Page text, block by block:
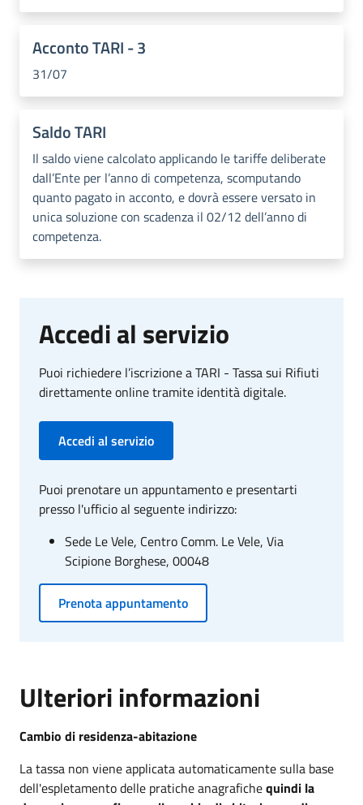
Acconto TARI - 3
31/07
Saldo TARI
Il saldo viene calcolato applicando le tariffe deliberate
dall’Ente per l’anno di competenza, scomputando
quanto pagato in acconto, e dovrà essere versato in
unica soluzione con scadenza il 02/12 dell’anno di
competenza.
Accedi al servizio
Puoi richiedere l’iscrizione a TARI - Tassa sui Rifiuti
direttamente online tramite identità digitale.
Accedi al servizio
Puoi prenotare un appuntamento e presentarti
presso l'ufficio al seguente indirizzo:
Sede Le Vele, Centro Comm. Le Vele, Via
Scipione Borghese, 00048
Prenota appuntamento
Ulteriori informazioni
Cambio di residenza-abitazione
La tassa non viene applicata automaticamente sulla base
dell'espletamento delle pratiche anagrafichequindi la